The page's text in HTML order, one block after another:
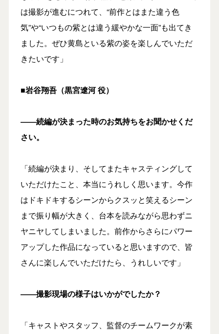
は撮影が進むにつれて、“前作とはまた違う色
気”や“いつもの紫とは違う緩やかな一面”も出てき
ました。ぜひ黄島といる紫の姿を楽しんでいただ
きたいです」
■岩谷翔吾（黒宮遼河 役）
――続編が決まった時のお気持ちをお聞かせくだ
さい。
「続編が決まり、そしてまたキャスティングして
いただけたこと、本当にうれしく思います。今作
はドキドキするシーンからクスッと笑えるシーン
まで振り幅が大きく、台本を読みながら思わずニ
ヤニヤしてしまいました。前作からさらにパワー
アップした作品になっていると思いますので、皆
さんに楽しんでいただけたら、うれしいです」
――撮影現場の様子はいかがでしたか？
「キャストやスタッフ、監督のチームワークが素